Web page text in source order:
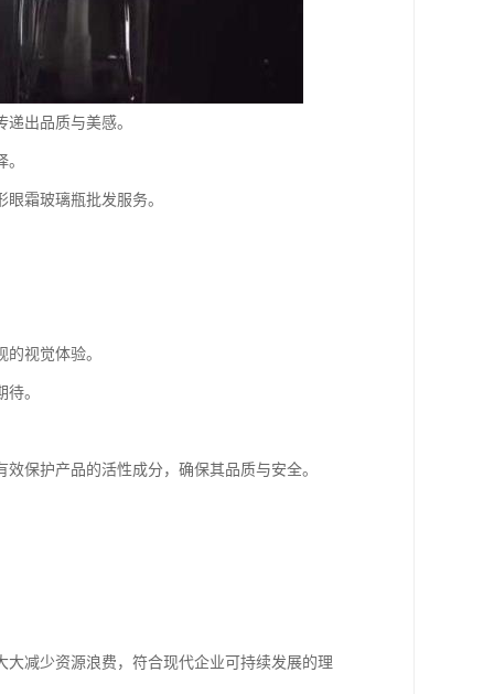
出品质与美感。
霜玻璃瓶批发服务。
视觉体验。
。
保护产品的活性成分，确保其品质与安全。
减少资源浪费，符合现代企业可持续发展的理